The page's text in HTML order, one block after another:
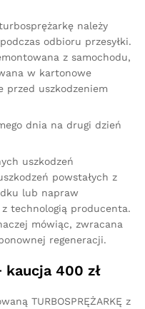
należy
odbioru przesyłki.
z samochodu,
w kartonowe
przed uszkodzeniem
dnia na drugi dzień
uszkodzeń
powstałych z
lub napraw
technologią producenta.
mówiąc, zwracana
regeneracji.
kaucja 400 zł
TURBOSPRĘŻARKĘ z